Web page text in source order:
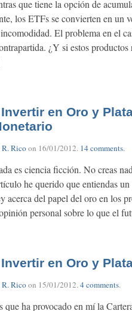
que tiene la opción de
los ETFs se convierten en un
El problema en el
¿Y si estos
en Oro y
Ricoon 16/01/2012. 14 comments.
es ciencia ficción. No creas
he querido que entiendas
acerca del papel del oro en los
personal sobre lo que el
en Oro y
Ricoon 15/01/2012.4 comments.
que ha provocado en mí la